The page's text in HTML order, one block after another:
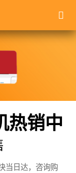
热销中
当日达，咨询购